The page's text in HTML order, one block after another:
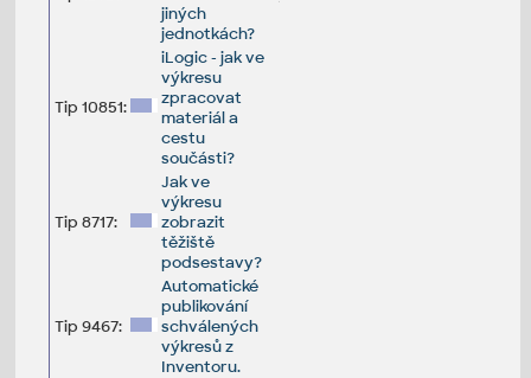
jiných
jednotkách?
Tip 10851:
iLogic - jak ve
výkresu
zpracovat
materiál a
cestu
součásti?
Tip 8717:
Jak ve
výkresu
zobrazit
těžiště
podsestavy?
Tip 9467:
Automatické
publikování
schválených
výkresů z
Inventoru.